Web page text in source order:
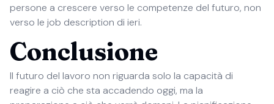
persone a crescere verso le competenze del futuro, non
verso le job description di ieri.
Conclusione
Il futuro del lavoro non riguarda solo la capacità di
reagire a ciò che sta accadendo oggi, ma la